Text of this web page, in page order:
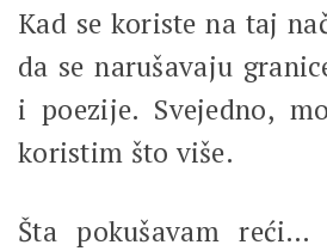
Kad se koriste na taj
da se narušavaju
i poezije. Svejedno,
koristim što više.
Šta pokušavam